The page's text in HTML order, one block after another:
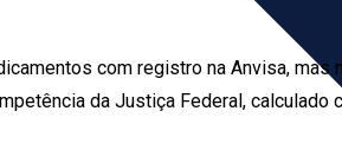
com registro na Anvisa, mas
da Justiça Federal, calculado